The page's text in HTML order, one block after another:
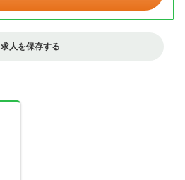
求人を保存する